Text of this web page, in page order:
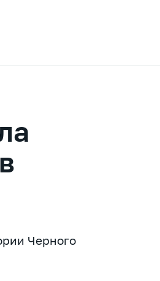
Черного